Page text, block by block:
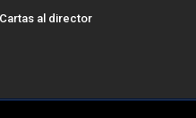
Cartas al director